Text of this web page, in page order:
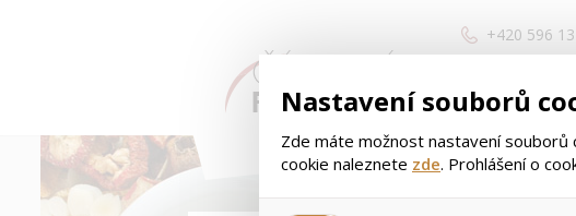
+420 596
Nastavení souborů
Zde máte možnost nastavení
cookie naleznete zde. Prohlášení o